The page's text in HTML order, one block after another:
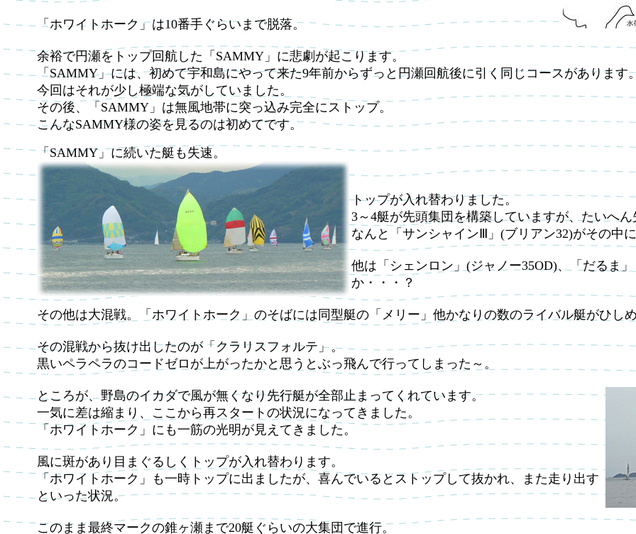
「ホワイトホーク」は10番手ぐらいまで脱落。
余裕で円瀬をトップ回航した「SAMMY」に悲劇が起こります。
「SAMMY」には、初めて宇和島にやって来た9年前からずっと円瀬回航後に引く同じコースがあります
今回はそれが少し極端な気がしていました。
その後、「SAMMY」は無風地帯に突っ込み完全にストップ。
こんなSAMMY様の姿を見るのは初めてです。
「SAMMY」に続いた艇も失速。
トップが入れ替わりました。
3～4艇が先頭集団を構築していますが、たいへ
なんと「サンシャインⅢ」(ブリアン32)がその中
他は「シェンロン」(ジャノー35OD)、「だる
か・・・？
その他は大混戦。「ホワイトホーク」のそばには同型艇の「メリー」他かなりの数のライバル艇がひし
その混戦から抜け出したのが「クラリスフォルテ」。
黒いペラペラのコードゼロが上がったかと思うとぶっ飛んで行ってしまった～。
ところが、野島のイカダで風が無くなり先行艇が全部止まってくれています。
一気に差は縮まり、ここから再スタートの状況になってきました。
「ホワイトホーク」にも一筋の光明が見えてきました。
風に斑があり目まぐるしくトップが入れ替わります。
「ホワイトホーク」も一時トップに出ましたが、喜んでいるとストップして抜かれ、また走り出す
といった状況。
このまま最終マークの錐ヶ瀬まで20艇ぐらいの大集団で進行。